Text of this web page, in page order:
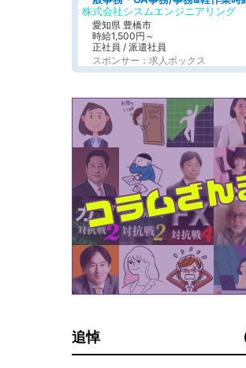
株式会社シスムエンジニアリング
愛知県 豊橋市
時給1,500円～
正社員 / 派遣社員
スポンサー：求人ボックス
追悼